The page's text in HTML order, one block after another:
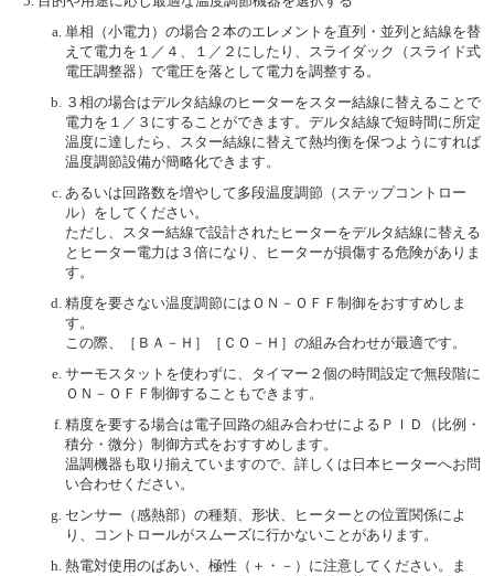
単相（小電力）の場合２本のエレメントを直列・並列と結線を替
えて電力を１／４、１／２にしたり、スライダック（スライド式
電圧調整器）で電圧を落として電力を調整する。
３相の場合はデルタ結線のヒーターをスター結線に替えることで
電力を１／３にすることができます。デルタ結線で短時間に所定
温度に達したら、スター結線に替えて熱均衡を保つようにすれば
温度調節設備が簡略化できます。
あるいは回路数を増やして多段温度調節（ステップコントロー
ル）をしてください。
ただし、スター結線で設計されたヒーターをデルタ結線に替える
とヒーター電力は３倍になり、ヒーターが損傷する危険がありま
す。
精度を要さない温度調節にはＯＮ－ＯＦＦ制御をおすすめしま
す。
この際、［ＢＡ－Ｈ］［ＣＯ－Ｈ］の組み合わせが最適です。
サーモスタットを使わずに、タイマー２個の時間設定で無段階に
ＯＮ－ＯＦＦ制御することもできます。
精度を要する場合は電子回路の組み合わせによるＰＩＤ（比例・
積分・微分）制御方式をおすすめします。
温調機器も取り揃えていますので、詳しくは日本ヒーターへお問
い合わせください。
センサー（感熱部）の種類、形状、ヒーターとの位置関係によ
り、コントロールがスムーズに行かないことがあります。
熱電対使用のばあい、極性（＋・－）に注意してください。ま